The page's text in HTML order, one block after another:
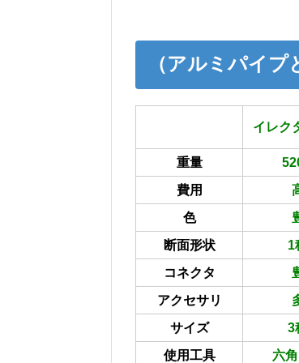
（アルミパイプ
イレク
重量
費用
色
断面形状
1
コネクタ
アクセサリ
サイズ
3
使用工具
六